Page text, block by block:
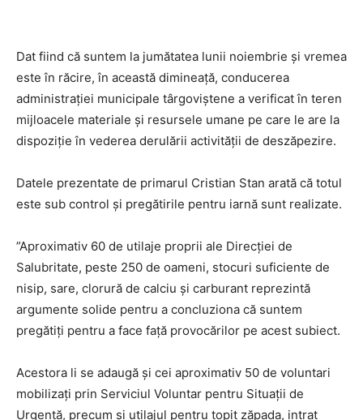
Dat fiind că suntem la jumătatea lunii noiembrie și vremea
este în răcire, în această dimineață, conducerea
administrației municipale târgoviștene a verificat în teren
mijloacele materiale și resursele umane pe care le are la
dispoziție în vederea derulării activității de deszăpezire.
Datele prezentate de primarul Cristian Stan arată că totul
este sub control și pregătirile pentru iarnă sunt realizate.
”Aproximativ 60 de utilaje proprii ale Direcției de
Salubritate, peste 250 de oameni, stocuri suficiente de
nisip, sare, clorură de calciu și carburant reprezintă
argumente solide pentru a concluziona că suntem
pregătiți pentru a face față provocărilor pe acest subiect.
Acestora li se adaugă și cei aproximativ 50 de voluntari
mobilizați prin Serviciul Voluntar pentru Situații de
Urgență, precum și utilajul pentru topit zăpada, intrat